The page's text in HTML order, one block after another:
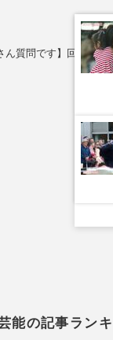
質問です】回答の“仕
能の記事ラン